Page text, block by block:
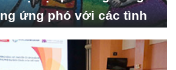
ứng phó với các tình